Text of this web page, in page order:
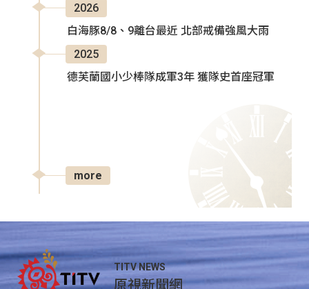
2026
白海豚8/8、9離台最近 北部戒備強風大雨
2025
德芙蘭國小少棒隊成軍3年 獲隊史首座冠軍
more
TITV NEWS
原視新聞網